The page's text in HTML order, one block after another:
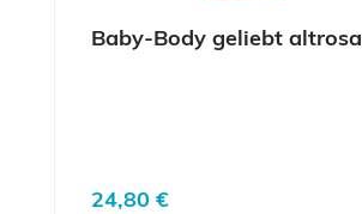
Baby-Body geliebt altrosa
Regulärer Preis:
24,80 €